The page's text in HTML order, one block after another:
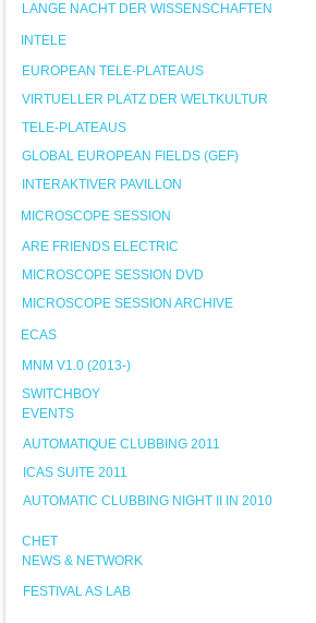
LANGE NACHT DER WISSENSCHAFTEN
INTELE
EUROPEAN TELE-PLATEAUS
VIRTUELLER PLATZ DER WELTKULTUR
TELE-PLATEAUS
GLOBAL EUROPEAN FIELDS (GEF)
INTERAKTIVER PAVILLON
MICROSCOPE SESSION
ARE FRIENDS ELECTRIC
MICROSCOPE SESSION DVD
MICROSCOPE SESSION ARCHIVE
ECAS
MNM V1.0 (2013-)
SWITCHBOY
EVENTS
AUTOMATIQUE CLUBBING 2011
ICAS SUITE 2011
AUTOMATIC CLUBBING NIGHT II IN 2010
CHET
NEWS & NETWORK
FESTIVAL AS LAB